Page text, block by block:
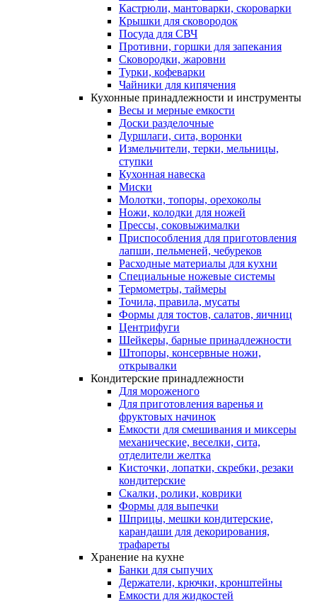
Кастрюли, мантоварки, скороварки
Крышки для сковородок
Посуда для СВЧ
Противни, горшки для запекания
Сковородки, жаровни
Турки, кофеварки
Чайники для кипячения
Кухонные принадлежности и инструменты
Весы и мерные емкости
Доски разделочные
Дуршлаги, сита, воронки
Измельчители, терки, мельницы,
ступки
Кухонная навеска
Миски
Молотки, топоры, орехоколы
Ножи, колодки для ножей
Прессы, соковыжималки
Приспособления для приготовления
лапши, пельменей, чебуреков
Расходные материалы для кухни
Специальные ножевые системы
Термометры, таймеры
Точила, правила, мусаты
Формы для тостов, салатов, яичниц
Центрифуги
Шейкеры, барные принадлежности
Штопоры, консервные ножи,
открывалки
Кондитерские принадлежности
Для мороженого
Для приготовления варенья и
фруктовых начинок
Емкости для смешивания и миксеры
механические, веселки, сита,
отделители желтка
Кисточки, лопатки, скребки, резаки
кондитерские
Скалки, ролики, коврики
Формы для выпечки
Шприцы, мешки кондитерские,
карандаши для декорирования,
трафареты
Хранение на кухне
Банки для сыпучих
Держатели, крючки, кронштейны
Емкости для жидкостей